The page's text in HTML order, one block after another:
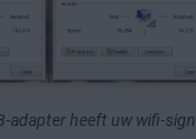
adapter heeft uw wifi-